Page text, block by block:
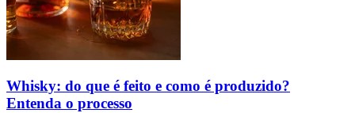
Whisky: do que é feito e como é produzido?
Entenda o processo